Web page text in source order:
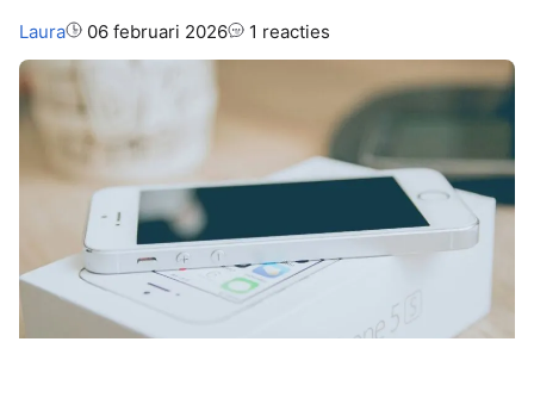
Auteur:
Laura 06 februari 2026 1 reacties